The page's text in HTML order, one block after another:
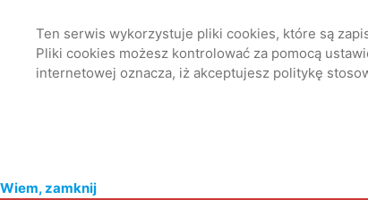
Ten serwis wykorzystuje pliki cookies, które są
Pliki cookies możesz kontrolować za pomocą
internetowej oznacza, iż akceptujesz politykę
Wiem, zamknij